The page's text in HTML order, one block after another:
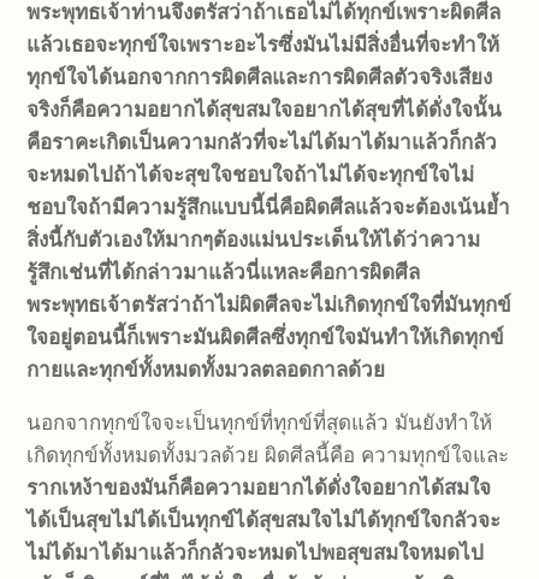
พระพุทธเจ้าท่านจึงตรัสว่าถ้าเธอไม่ได้ทุกข์เพราะผิดศีล
แล้วเธอจะทุกข์ใจเพราะอะไรซึ่งมันไม่มีสิ่งอื่นที่จะทำให้
ทุกข์ใจได้นอกจากการผิดศีลและการผิดศีลตัวจริงเสียง
จริงก็คือความอยากได้สุขสมใจอยากได้สุขที่ได้ดั่งใจนั้น
คือราคะเกิดเป็นความกลัวที่จะไม่ได้มาได้มาแล้วก็กลัว
จะหมดไปถ้าได้จะสุขใจชอบใจถ้าไม่ได้จะทุกข์ใจไม่
ชอบใจถ้ามีความรู้สึกแบบนี้นี่คือผิดศีลแล้วจะต้องเน้นย้ำ
สิ่งนี้กับตัวเองให้มากๆต้องแม่นประเด็นให้ได้ว่าความ
รู้สึกเช่นที่ได้กล่าวมาแล้วนี่แหละคือการผิดศีล
พระพุทธเจ้าตรัสว่าถ้าไม่ผิดศีลจะไม่เกิดทุกข์ใจที่มันทุกข์
ใจอยู่ตอนนี้ก็เพราะมันผิดศีลซึ่งทุกข์ใจมันทำให้เกิดทุกข์
กายและทุกข์ทั้งหมดทั้งมวลตลอดกาลด้วย
นอกจากทุกข์ใจจะเป็นทุกข์ที่ทุกข์ที่สุดแล้ว มันยังทำให้
เกิดทุกข์ทั้งหมดทั้งมวลด้วย ผิดศีลนี้คือ ความทุกข์ใจและ
รากเหง้าของมันก็คือความอยากได้ดั่งใจอยากได้สมใจ
ได้เป็นสุขไม่ได้เป็นทุกข์ได้สุขสมใจไม่ได้ทุกข์ใจกลัวจะ
ไม่ได้มาได้มาแล้วก็กลัวจะหมดไปพอสุขสมใจหมดไป